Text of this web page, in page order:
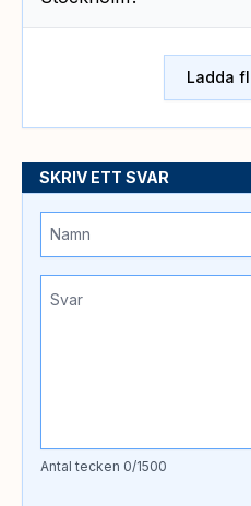
Ladda
SKRIV ETT SVAR
Antal tecken 0/1500